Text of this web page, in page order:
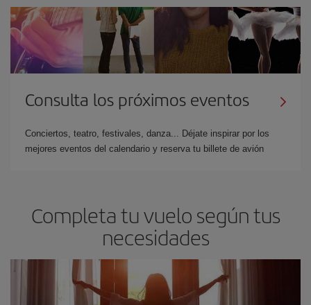
Consulta los próximos eventos
Conciertos, teatro, festivales, danza... Déjate inspirar por los
mejores eventos del calendario y reserva tu billete de avión
Completa tu vuelo según tus
necesidades